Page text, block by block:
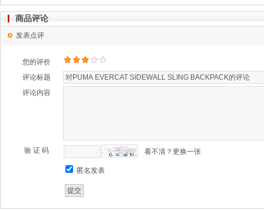
商品评论
发表点评
您的评价
评论标题
评论内容
验 证 码 看不清？更换一张
匿名发表